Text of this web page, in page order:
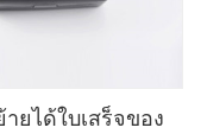
ยได้ใบเสร็จของ